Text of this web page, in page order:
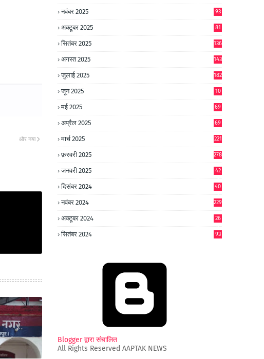
और नया
नवंबर 2025 93
अक्टूबर 2025 81
सितंबर 2025 136
अगस्त 2025 143
जुलाई 2025 182
जून 2025
10
मई 2025 69
अप्रैल 2025 69
मार्च 2025 221
फ़रवरी 2025 278
जनवरी 2025
42
दिसंबर 2024
40
नवंबर 2024 229
अक्टूबर 2024
26
सितंबर 2024 93
Blogger द्वारा संचालित
All Rights Reserved AAPTAK NEWS